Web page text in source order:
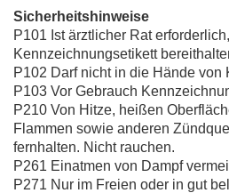
Sicherheitshinweise
P101 Ist ärztlicher Rat
Kennzeichnungsetikett
P102 Darf nicht in die Hände von
P103 Vor Gebrauch
P210 Von Hitze, heißen
Flammen sowie anderen
fernhalten. Nicht rauchen.
P261 Einatmen von Dampf
P271 Nur im Freien oder in gut